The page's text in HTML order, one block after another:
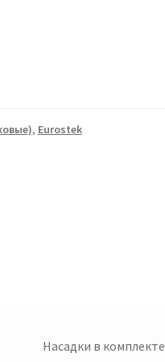
, Eurostek
Насадки в комплекте